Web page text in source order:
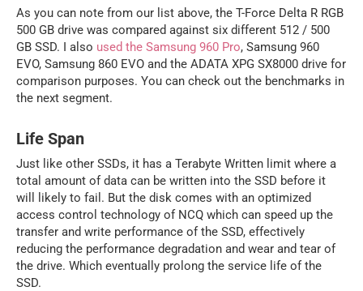
As you can note from our list above, the T-Force Delta R RGB
500 GB drive was compared against six different 512 / 500
GB SSD. I also used the Samsung 960 Pro, Samsung 960
EVO, Samsung 860 EVO and the ADATA XPG SX8000 drive for
comparison purposes. You can check out the benchmarks in
the next segment.
Life Span
Just like other SSDs, it has a Terabyte Written limit where a
total amount of data can be written into the SSD before it
will likely to fail. But the disk comes with an optimized
access control technology of NCQ which can speed up the
transfer and write performance of the SSD, effectively
reducing the performance degradation and wear and tear of
the drive. Which eventually prolong the service life of the
SSD.